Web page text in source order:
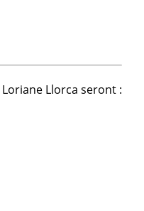
Loriane Llorca seront :